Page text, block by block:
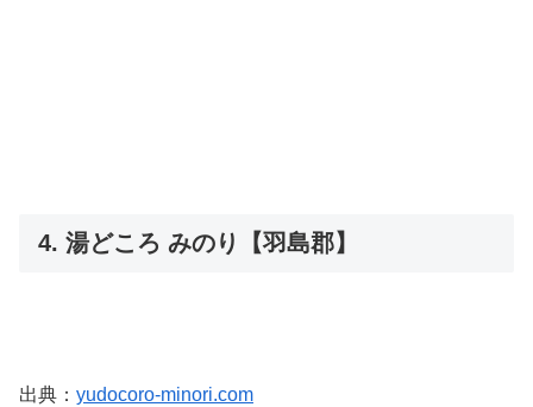
4. 湯どころ みのり【羽島郡】
出典： yudocoro-minori.com